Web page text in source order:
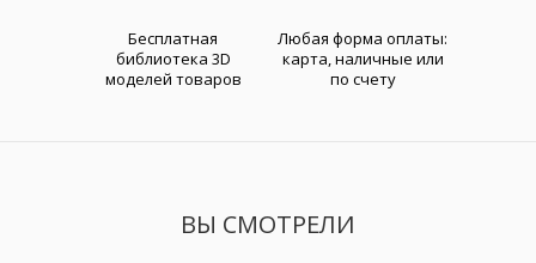
Бесплатная
библиотека 3D
моделей товаров
Любая форма оплаты:
карта, наличные или
по счету
ВЫ СМОТРЕЛИ